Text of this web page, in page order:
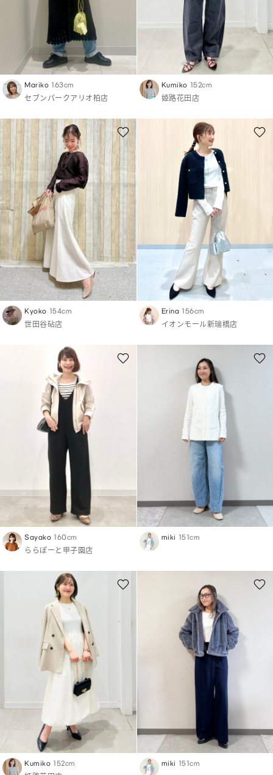
Mariko 163cm
セブンパークアリオ柏店
Kumiko 152cm
姫路花田店
Kyoko 154cm
世田谷砧店
Erina 156cm
イオンモール新瑞橋店
Sayako 160cm
ららぽーと甲子園店
miki 151cm
Kumiko 152cm
miki 151cm